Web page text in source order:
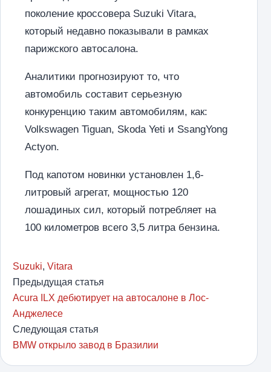
поколение кроссовера Suzuki Vitara,
который недавно показывали в рамках
парижского автосалона.
Аналитики прогнозируют то, что
автомобиль составит серьезную
конкуренцию таким автомобилям, как:
Volkswagen Tiguan, Skoda Yeti и SsangYong
Actyon.
Под капотом новинки установлен 1,6-
литровый агрегат, мощностью 120
лошадиных сил, который потребляет на
100 километров всего 3,5 литра бензина.
Suzuki, Vitara
Предыдущая статья
Acura ILX дебютирует на автосалоне в Лос-
Анджелесе
Следующая статья
BMW открыло завод в Бразилии